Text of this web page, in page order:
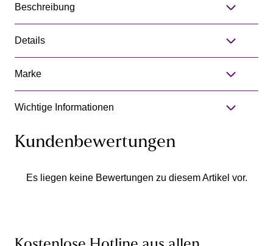
Beschreibung
Details
Marke
Wichtige Informationen
Kundenbewertungen
Es liegen keine Bewertungen zu diesem Artikel vor.